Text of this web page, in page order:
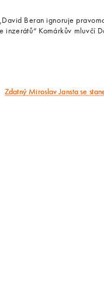
Beran ignoruje
Komárkův mluvčí
Následující
Zdatný Miroslav Jansta se